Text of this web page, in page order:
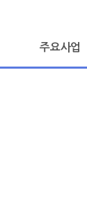
주요사업